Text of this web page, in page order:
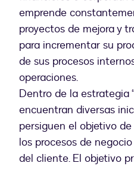
emprende
proyectos de mejora y
para incrementar su
de sus procesos
operaciones.
Dentro de la estrategia
encuentran diversas
persiguen el objetivo
los procesos de
del cliente. El objetivo